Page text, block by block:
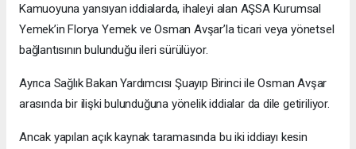
Kamuoyuna yansıyan iddialarda, ihaleyi alan AŞSA Kurumsal
Yemek’in Florya Yemek ve Osman Avşar’la ticari veya yönetsel
bağlantısının bulunduğu ileri sürülüyor.
Ayrıca Sağlık Bakan Yardımcısı Şuayıp Birinci ile Osman Avşar
arasında bir ilişki bulunduğuna yönelik iddialar da dile getiriliyor.
Ancak yapılan açık kaynak taramasında bu iki iddiayı kesin